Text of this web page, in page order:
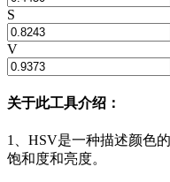
S
V
关于此工具介绍：
1、HSV是一种描述颜色
饱和度和亮度。